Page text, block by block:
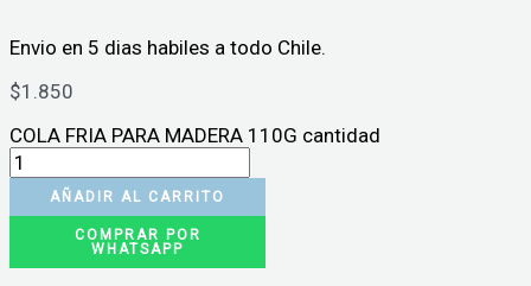
Envio en 5 dias habiles a todo Chile.
$1.850
COLA FRIA PARA MADERA 110G cantidad
AÑADIR AL CARRITO
COMPRAR POR
WHATSAPP